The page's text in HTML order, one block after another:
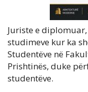
Juriste e
studimeve kur ka
Studentëve në
Prishtinës, duke
studentëve.